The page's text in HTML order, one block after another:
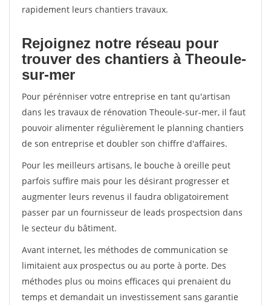
rapidement leurs chantiers travaux.
Rejoignez notre réseau pour
trouver des chantiers à Theoule-
sur-mer
Pour pérénniser votre entreprise en tant qu'artisan
dans les travaux de rénovation Theoule-sur-mer, il faut
pouvoir alimenter régulièrement le planning chantiers
de son entreprise et doubler son chiffre d'affaires.
Pour les meilleurs artisans, le bouche à oreille peut
parfois suffire mais pour les désirant progresser et
augmenter leurs revenus il faudra obligatoirement
passer par un fournisseur de leads prospectsion dans
le secteur du bâtiment.
Avant internet, les méthodes de communication se
limitaient aux prospectus ou au porte à porte. Des
méthodes plus ou moins efficaces qui prenaient du
temps et demandait un investissement sans garantie